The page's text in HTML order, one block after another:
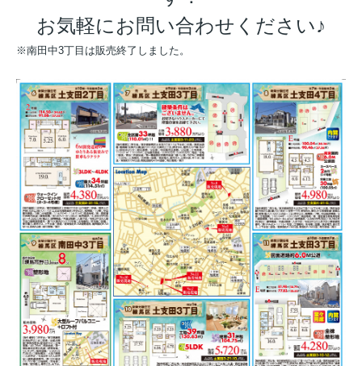
お気軽にお問い合わせください♪
※南田中3丁目は販売終了しました。